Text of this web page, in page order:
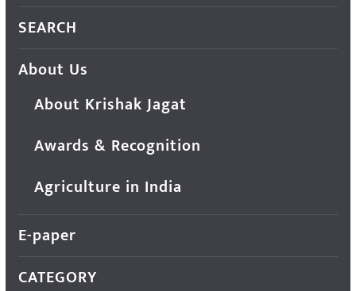
SEARCH
About Us
About Krishak Jagat
Awards & Recognition
Agriculture in India
E-paper
CATEGORY